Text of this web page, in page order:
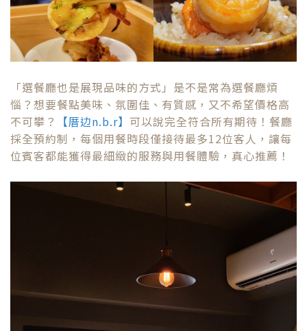
「選餐廳也是展現品味的方式」是不是常為選餐廳煩
惱？想要餐點美味、氛圍佳、有質感，又不希望價格高
不可攀？
【厝边n.b.r】 可以說完全符合所有期待！餐廳
採全預約制，每個用餐時段僅接待最多12位客人，讓每
位賓客都能獲得最細緻的服務與用餐體驗，真心推薦！